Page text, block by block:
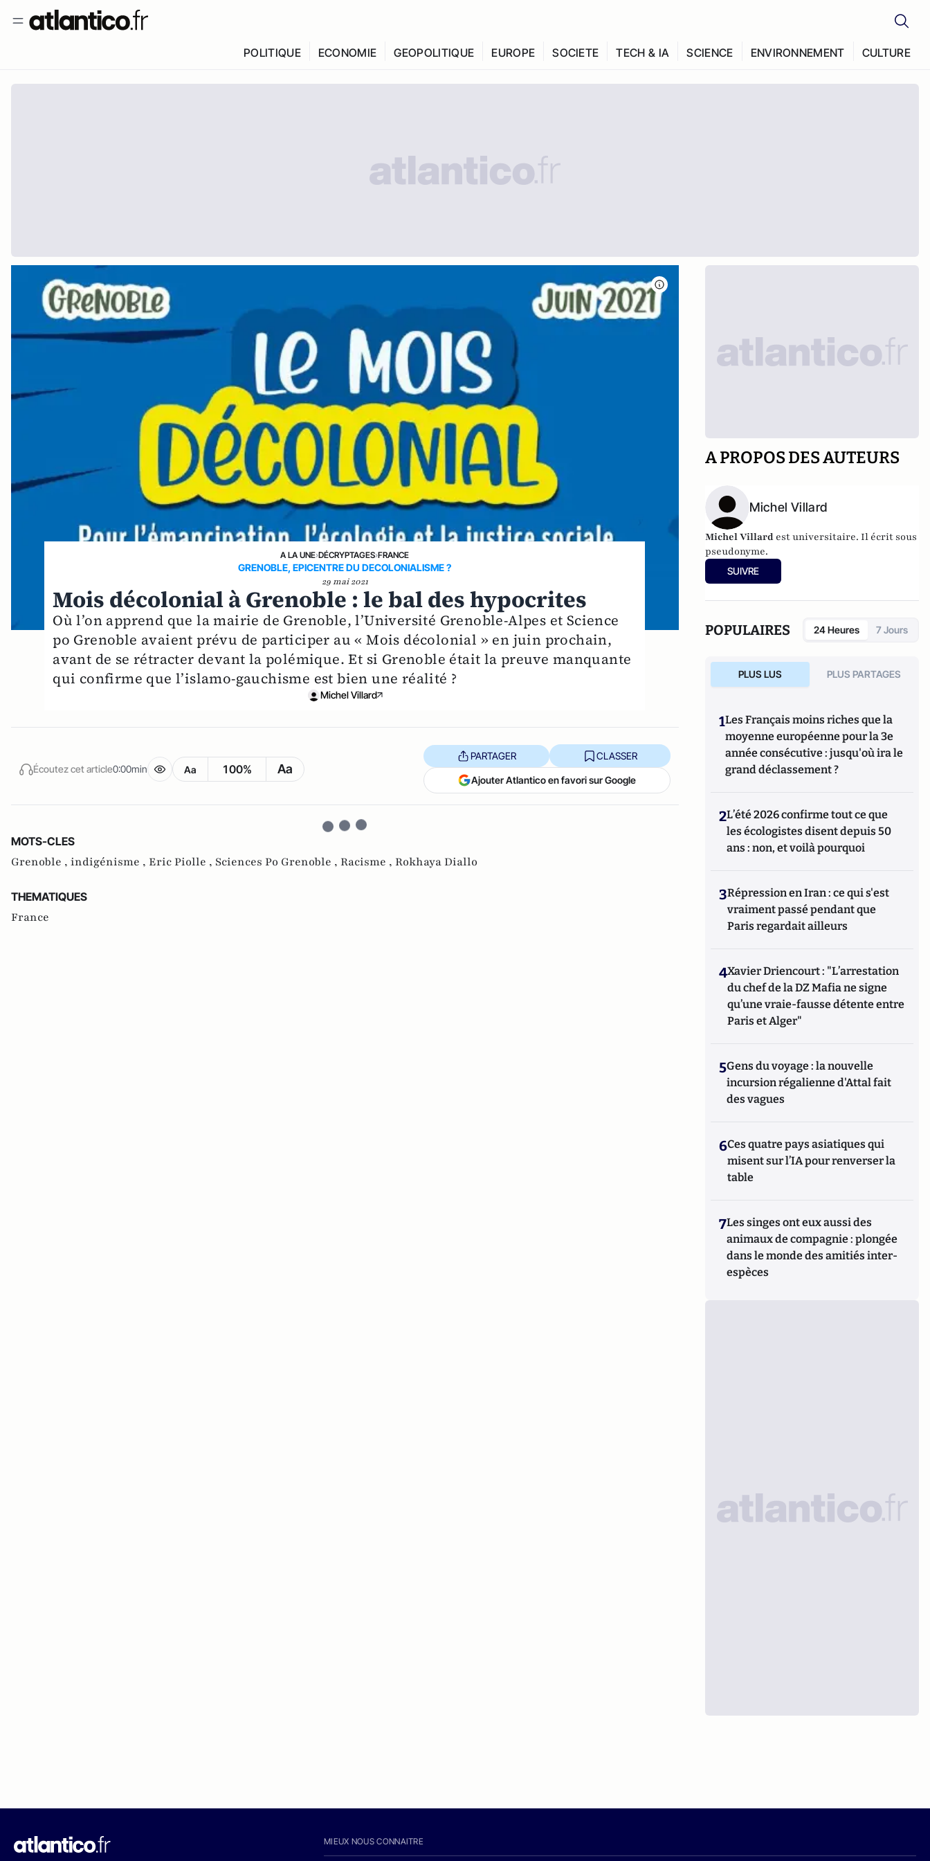
POLITIQUE ECONOMIE GEOPOLITIQUE EUROPE SOCIETE TECH & IA SCIENCE ENVIRONNEMENT CULTURE
A LA UNE›DÉCRYPTAGES›FRANCE
GRENOBLE, EPICENTRE DU DECOLONIALISME ?
29 mai 2021
Mois décolonial à Grenoble : le bal des hypocrites
Où l’on apprend que la mairie de Grenoble, l’Université Grenoble-Alpes et Science
po Grenoble avaient prévu de participer au « Mois décolonial » en juin prochain,
avant de se rétracter devant la polémique. Et si Grenoble était la preuve manquante
qui confirme que l’islamo-gauchisme est bien une réalité ?
Michel Villard
Écoutez cet article0:00min Aa 100% Aa
PARTAGER CLASSER
Ajouter Atlantico en favori sur Google
MOTS-CLES
Grenoble , indigénisme , Eric Piolle , Sciences Po Grenoble , Racisme , Rokhaya Diallo
THEMATIQUES
France
A PROPOS DES AUTEURS
Michel Villard
Michel Villard est universitaire. Il écrit sous
pseudonyme.
SUIVRE
POPULAIRES 24 Heures 7 Jours
PLUS LUS PLUS PARTAGES
1Les Français moins riches que la
moyenne européenne pour la 3e
année consécutive : jusqu'où ira le
grand déclassement ?
2L’été 2026 confirme tout ce que
les écologistes disent depuis 50
ans : non, et voilà pourquoi
3Répression en Iran : ce qui s'est
vraiment passé pendant que
Paris regardait ailleurs
4Xavier Driencourt : "L’arrestation
du chef de la DZ Mafia ne signe
qu’une vraie-fausse détente entre
Paris et Alger"
5Gens du voyage : la nouvelle
incursion régalienne d'Attal fait
des vagues
6Ces quatre pays asiatiques qui
misent sur l’IA pour renverser la
table
7Les singes ont eux aussi des
animaux de compagnie : plongée
dans le monde des amitiés inter-
espèces
MIEUX NOUS CONNAITRE